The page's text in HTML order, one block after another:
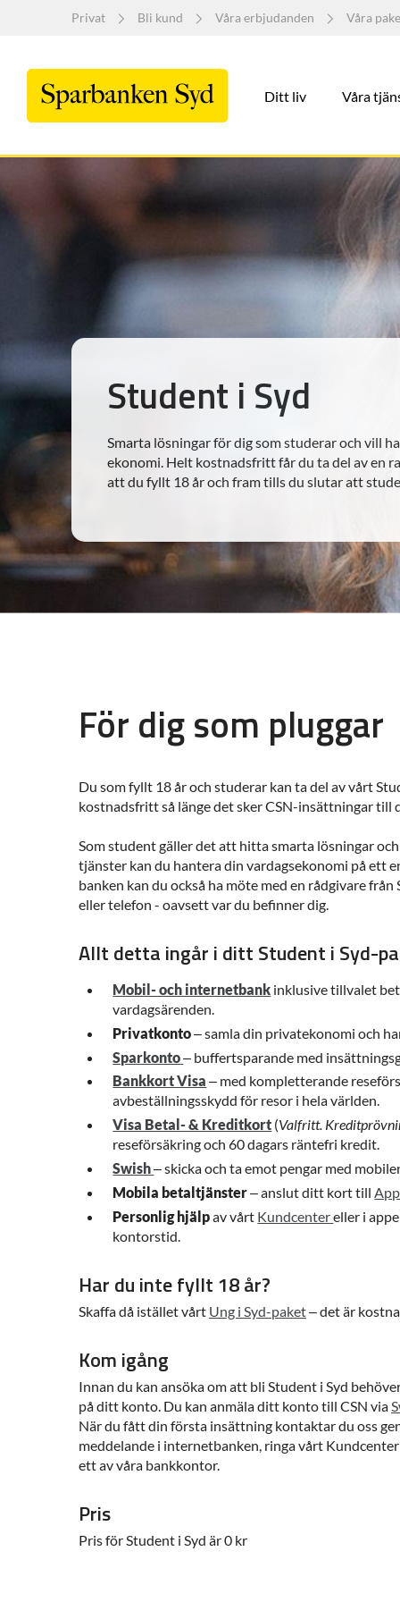
Privat Bli kund Våra erbjudanden Våra
Ditt liv Våra
Student i Syd
Smarta lösningar för dig som studerar och vill
ekonomi. Helt kostnadsfritt får du ta del av en
att du fyllt 18 år och fram tills du slutar att
För dig som pluggar
Du som fyllt 18 år och studerar kan ta del av vårt
kostnadsfritt så länge det sker CSN-insättningar till
Som student gäller det att hitta smarta lösningar
tjänster kan du hantera din vardagsekonomi på ett
banken kan du också ha möte med en rådgivare
eller telefon - oavsett var du befinner dig.
Allt detta ingår i ditt Student i Syd-
Mobil- och internetbank inklusive tillvalet
vardagsärenden.
Privatkonto– samla din privatekonomi och
Sparkonto– buffertsparande med
Bankkort Visa – med kompletterande
avbeställningsskydd för resor i hela världen.
Visa Betal- & Kreditkort (Valfritt.
reseförsäkring och 60 dagars räntefri kredit.
Swish– skicka och ta emot pengar med
Mobila betaltjänster– anslut ditt kort till
Personlig hjälpav vårt Kundcentereller i
kontorstid.
Har du inte fyllt 18 år?
Skaffa då istället vårt Ung i Syd-paket– det är
Kom igång
Innan du kan ansöka om att bli Student i Syd
på ditt konto. Du kan anmäla ditt konto till CSN via
När du fått din första insättning kontaktar du oss
meddelande i internetbanken, ringa vårt
ett av våra bankkontor.
Pris
Pris för Student i Syd är0 kr